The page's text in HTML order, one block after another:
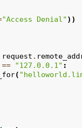
"Access Denial" ))
request .
== "127.0.0.1" :
(